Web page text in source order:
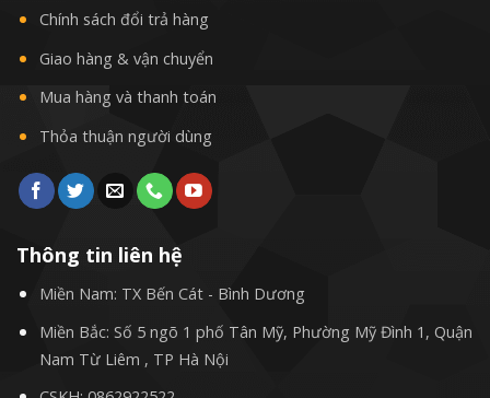
Chính sách đổi trả hàng
Giao hàng & vận chuyển
Mua hàng và thanh toán
Thỏa thuận người dùng
Thông tin liên hệ
Miền Nam: TX Bến Cát - Bình Dương
Miền Bắc: Số 5 ngõ 1 phố Tân Mỹ, Phường Mỹ Đình 1, Quận
Nam Từ Liêm , TP Hà Nội